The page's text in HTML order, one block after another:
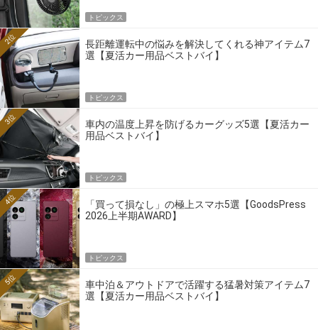
トピックス
長距離運転中の悩みを解決してくれる神アイテム7
選【夏活カー用品ベストバイ】
2位
トピックス
車内の温度上昇を防げるカーグッズ5選【夏活カー
用品ベストバイ】
3位
トピックス
「買って損なし」の極上スマホ5選【GoodsPress
2026上半期AWARD】
4位
トピックス
車中泊＆アウトドアで活躍する猛暑対策アイテム7
選【夏活カー用品ベストバイ】
5位